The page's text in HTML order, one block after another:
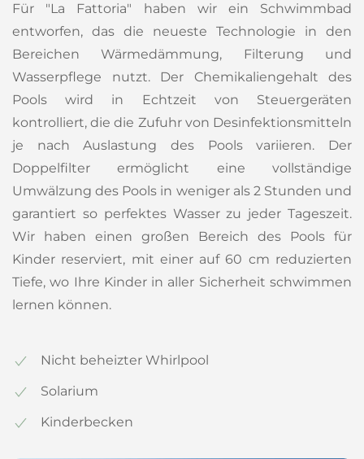
Für "La Fattoria" haben wir ein Schwimmbad
entworfen, das die neueste Technologie in den
Bereichen Wärmedämmung, Filterung und
Wasserpflege nutzt. Der Chemikaliengehalt des
Pools wird in Echtzeit von Steuergeräten
kontrolliert, die die Zufuhr von Desinfektionsmitteln
je nach Auslastung des Pools variieren. Der
Doppelfilter ermöglicht eine vollständige
Umwälzung des Pools in weniger als 2 Stunden und
garantiert so perfektes Wasser zu jeder Tageszeit.
Wir haben einen großen Bereich des Pools für
Kinder reserviert, mit einer auf 60 cm reduzierten
Tiefe, wo Ihre Kinder in aller Sicherheit schwimmen
lernen können.
Nicht beheizter Whirlpool
Solarium
Kinderbecken